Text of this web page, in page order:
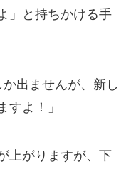
」と持ちかける手
か出ませんが、新し
すよ！」
上がりますが、下